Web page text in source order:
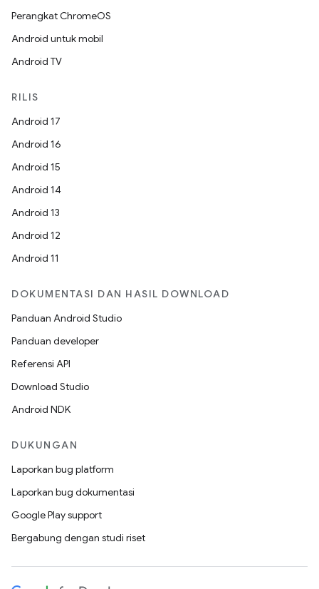
Perangkat ChromeOS
Android untuk mobil
Android TV
RILIS
Android 17
Android 16
Android 15
Android 14
Android 13
Android 12
Android 11
DOKUMENTASI DAN HASIL DOWNLOAD
Panduan Android Studio
Panduan developer
Referensi API
Download Studio
Android NDK
DUKUNGAN
Laporkan bug platform
Laporkan bug dokumentasi
Google Play support
Bergabung dengan studi riset